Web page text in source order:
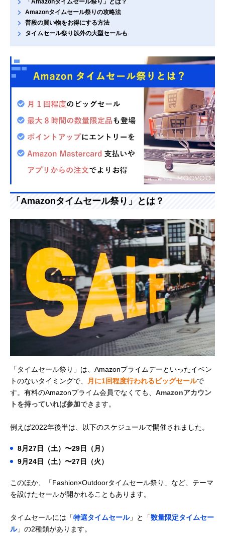
Amazonタイムセール祭りの攻略法
普段の買い物をお得にする方法
タイムセール祭り以外の大型セールも
「Amazonタイムセール祭り」とは？
「タイムセール祭り」は、Amazonプライムデーといったイベン
トのないタイミングで、
月に1回程度行われるビッグセールで
す。有料のAmazonプライム会員でなくても、 Amazonアカウン
トを持っていれば参加できます。
例えば2022年後半は、以下のスケジュールで開催されました。
8月27日（土）〜29日（月）
9月24日（土）〜27日（火）
このほか、「Fashion×Outdoorタイムセール祭り」など、テーマ
を設けたセールが開かれることもあります。
タイムセールには「特選タイムセール」と「数量限定タイムセー
ル」の2種類があります。